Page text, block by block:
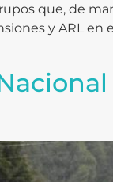
que, de
y ARL en